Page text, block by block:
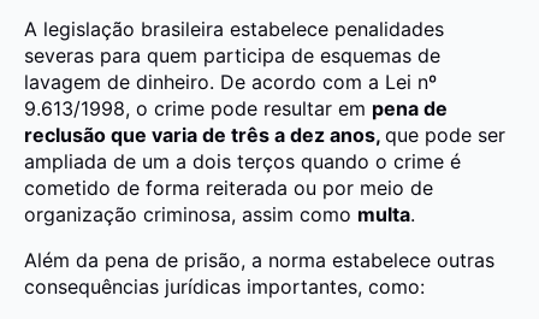
A legislação brasileira estabelece penalidades
severas para quem participa de esquemas de
lavagem de dinheiro. De acordo com a Lei nº
9.613/1998, o crime pode resultar em pena de
reclusão que varia de três a dez anos, que pode ser
ampliada de um a dois terços quando o crime é
cometido de forma reiterada ou por meio de
organização criminosa, assim como multa.
Além da pena de prisão, a norma estabelece outras
consequências jurídicas importantes, como: